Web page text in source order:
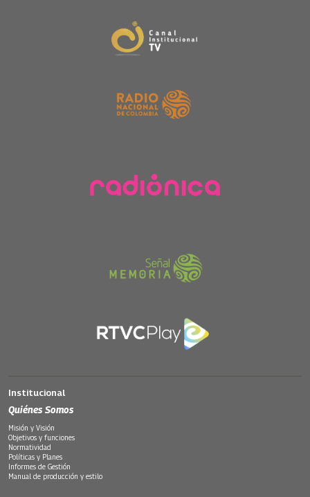
Institucional
Quiénes Somos
Misión y Visión
Objetivos y funciones
Normatividad
Políticas y Planes
Informes de Gestión
Manual de producción y estilo